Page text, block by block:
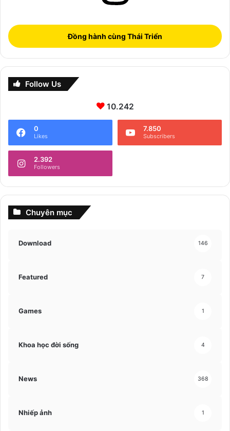
Đồng hành cùng Thái Triển
Follow Us
10.242
0
Likes
7.850
Subscribers
2.392
Followers
Chuyên mục
Download 146
Featured 7
Games 1
Khoa học đời sống 4
News 368
Nhiếp ảnh 1